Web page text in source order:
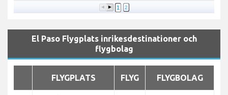
1 2
El Paso Flygplats inrikesdestinationer och
flygbolag
FLYGPLATS FLYG FLYGBOLAG